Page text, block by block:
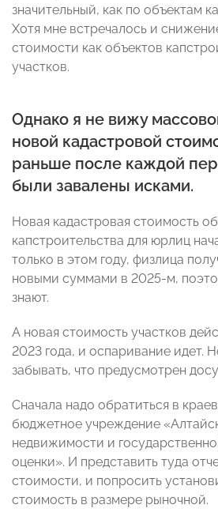
значительный, как по объектам
Хотя мне встречалось и
стоимости как объектов
участков.
Однако я не вижу
новой кадастровой
раньше после каждой
были завалены исками.
Новая кадастровая стоимость
капстроительства для юрлиц
только в этом году, физлица
новыми суммами в 2025-м,
знают.
А новая стоимость участков
2023 года, и оспаривание идет.
забывать, что предусмотрен
Сначала надо обратиться в
бюджетное учреждение
недвижимости и
оценки». И представить туда
стоимости, и попросить
стоимость в размере рыночной.